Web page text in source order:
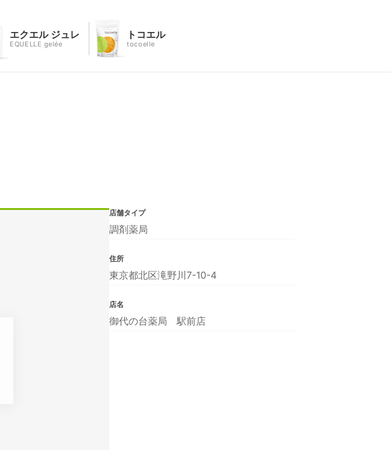
エクエル ジュレ
EQUELLE gelée
トコエル
tocoelle
店舗タイプ
調剤薬局
住所
東京都北区滝野川7-10-4
店名
御代の台薬局 駅前店